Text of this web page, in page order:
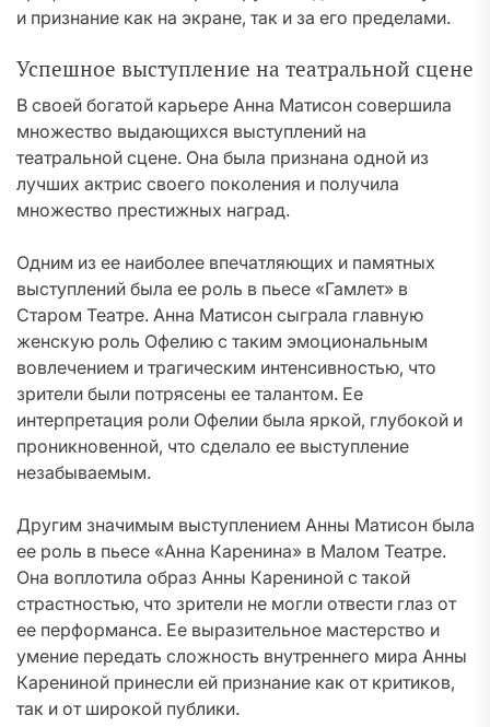
и признание как на экране, так и за его пределами.
Успешное выступление на театральной сцене
В своей богатой карьере Анна Матисон совершила
множество выдающихся выступлений на
театральной сцене. Она была признана одной из
лучших актрис своего поколения и получила
множество престижных наград.
Одним из ее наиболее впечатляющих и памятных
выступлений была ее роль в пьесе «Гамлет» в
Старом Театре. Анна Матисон сыграла главную
женскую роль Офелию с таким эмоциональным
вовлечением и трагическим интенсивностью, что
зрители были потрясены ее талантом. Ее
интерпретация роли Офелии была яркой, глубокой и
проникновенной, что сделало ее выступление
незабываемым.
Другим значимым выступлением Анны Матисон была
ее роль в пьесе «Анна Каренина» в Малом Театре.
Она воплотила образ Анны Карениной с такой
страстностью, что зрители не могли отвести глаз от
ее перформанса. Ее выразительное мастерство и
умение передать сложность внутреннего мира Анны
Карениной принесли ей признание как от критиков,
так и от широкой публики.